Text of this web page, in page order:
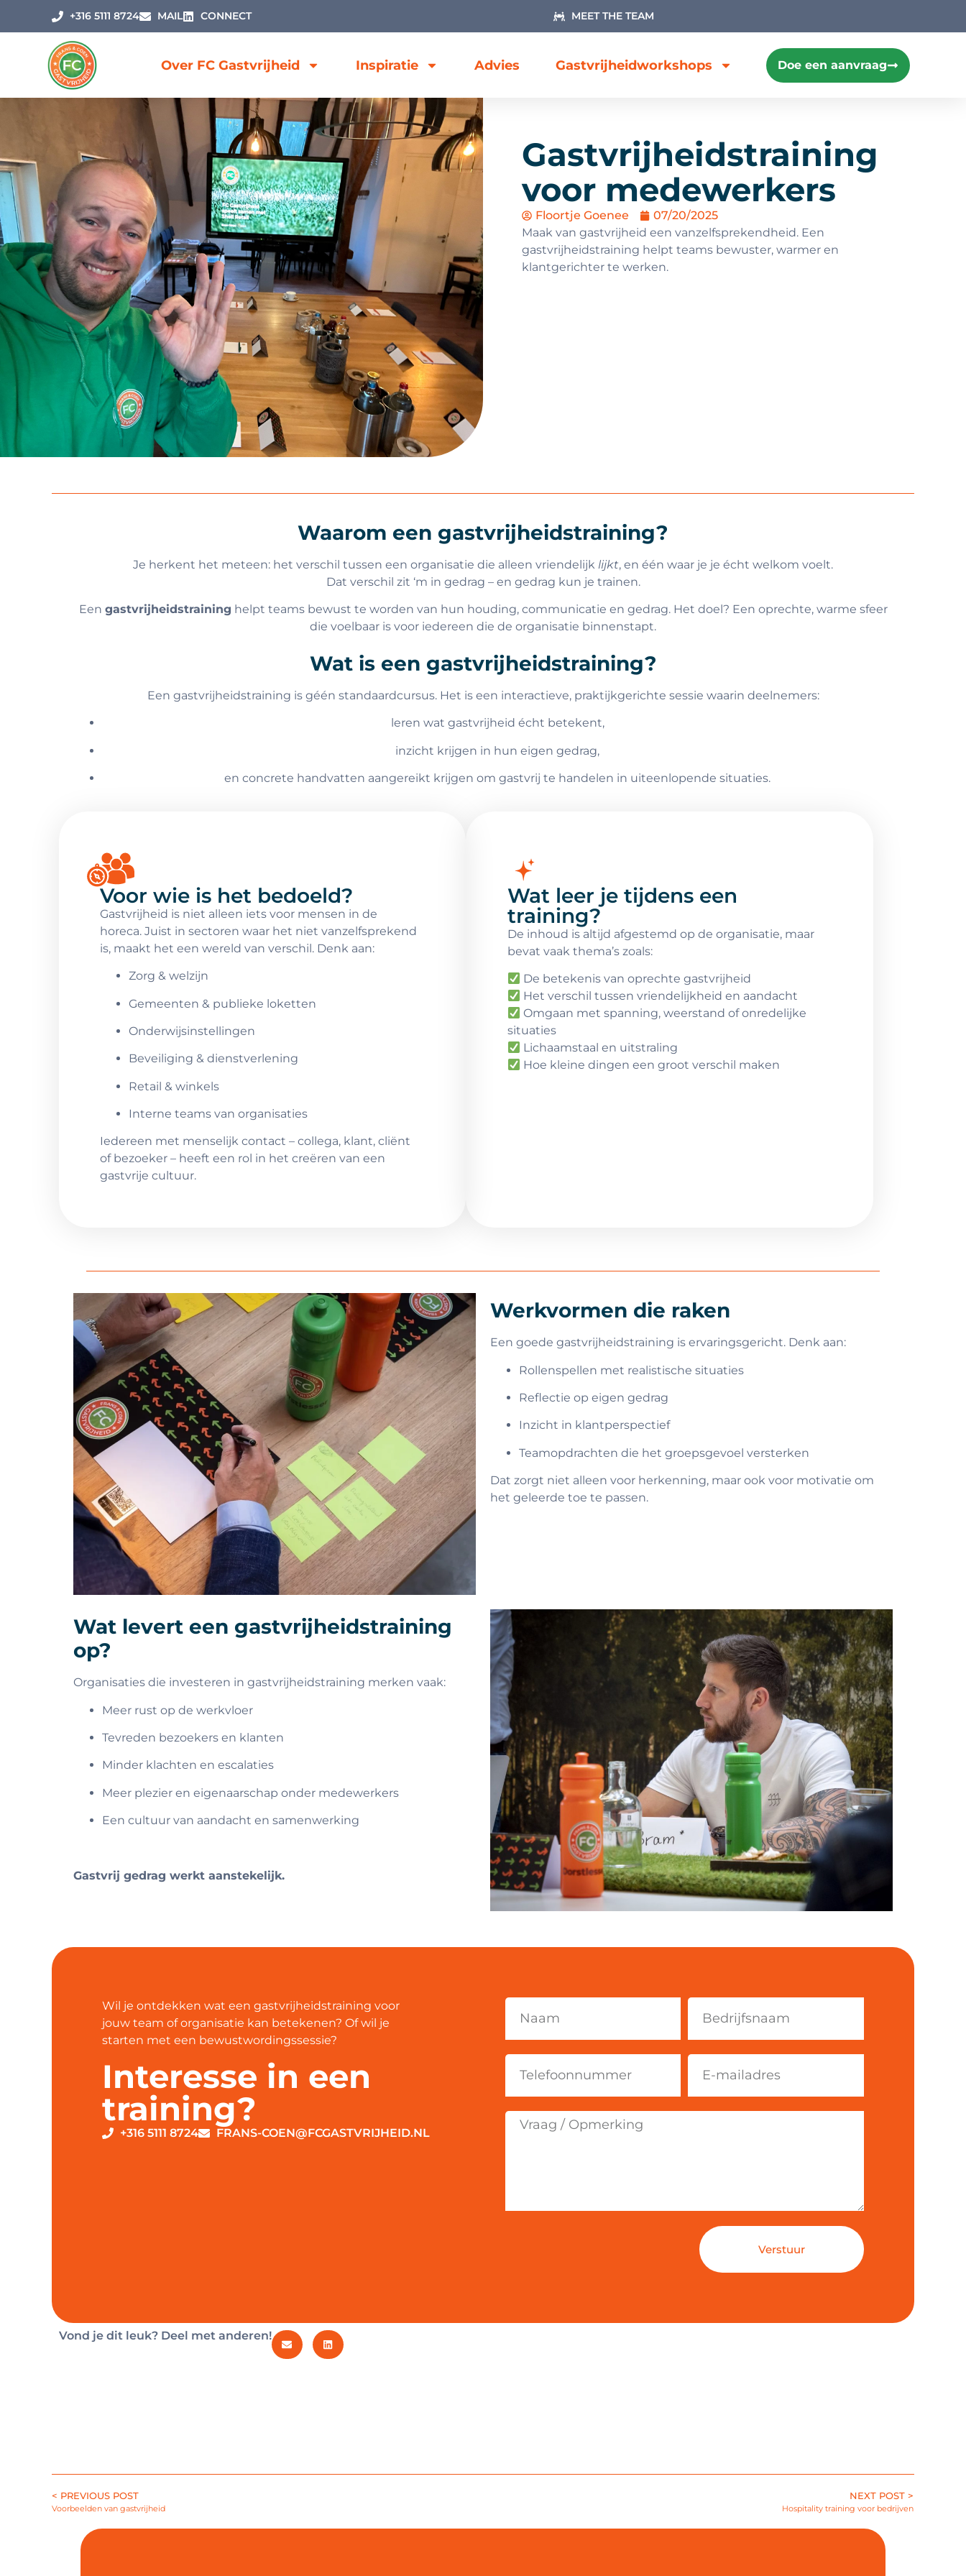
+316 5111 8724 MAIL CONNECT MEET THE TEAM
Over FC Gastvrijheid Inspiratie Advies Gastvrijheidworkshops Doe een aanvraag
Gastvrijheidstraining
voor medewerkers
Floortje Goenee
07/20/2025
Maak van gastvrijheid een vanzelfsprekendheid. Een
gastvrijheidstraining helpt teams bewuster, warmer en
klantgerichter te werken.
Waarom een gastvrijheidstraining?
Je herkent het meteen: het verschil tussen een organisatie die alleen vriendelijk lijkt, en één waar je je écht welkom voelt.
Dat verschil zit ‘m in gedrag – en gedrag kun je trainen.
Een gastvrijheidstraining helpt teams bewust te worden van hun houding, communicatie en gedrag. Het doel? Een oprechte, warme sfeer
die voelbaar is voor iedereen die de organisatie binnenstapt.
Wat is een gastvrijheidstraining?
Een gastvrijheidstraining is géén standaardcursus. Het is een interactieve, praktijkgerichte sessie waarin deelnemers:
leren wat gastvrijheid écht betekent,
inzicht krijgen in hun eigen gedrag,
en concrete handvatten aangereikt krijgen om gastvrij te handelen in uiteenlopende situaties.
Voor wie is het bedoeld?
Gastvrijheid is niet alleen iets voor mensen in de
horeca. Juist in sectoren waar het niet vanzelfsprekend
is, maakt het een wereld van verschil. Denk aan:
Zorg & welzijn
Gemeenten & publieke loketten
Onderwijsinstellingen
Beveiliging & dienstverlening
Retail & winkels
Interne teams van organisaties
Iedereen met menselijk contact – collega, klant, cliënt
of bezoeker – heeft een rol in het creëren van een
gastvrije cultuur.
Wat leer je tijdens een
training?
De inhoud is altijd afgestemd op de organisatie, maar
bevat vaak thema’s zoals:
De betekenis van oprechte gastvrijheid
Het verschil tussen vriendelijkheid en aandacht
Omgaan met spanning, weerstand of onredelijke
situaties
Lichaamstaal en uitstraling
Hoe kleine dingen een groot verschil maken
Werkvormen die raken
Een goede gastvrijheidstraining is ervaringsgericht. Denk aan:
Rollenspellen met realistische situaties
Reflectie op eigen gedrag
Inzicht in klantperspectief
Teamopdrachten die het groepsgevoel versterken
Dat zorgt niet alleen voor herkenning, maar ook voor motivatie om
het geleerde toe te passen.
Wat levert een gastvrijheidstraining
op?
Organisaties die investeren in gastvrijheidstraining merken vaak:
Meer rust op de werkvloer
Tevreden bezoekers en klanten
Minder klachten en escalaties
Meer plezier en eigenaarschap onder medewerkers
Een cultuur van aandacht en samenwerking
Gastvrij gedrag werkt aanstekelijk.
Wil je ontdekken wat een gastvrijheidstraining voor
jouw team of organisatie kan betekenen? Of wil je
starten met een bewustwordingssessie?
Interesse in een
training?
+316 5111 8724 FRANS-COEN@FCGASTVRIJHEID.NL
Verstuur
Vond je dit leuk? Deel met anderen!
< PREVIOUS POST
Voorbeelden van gastvrijheid
NEXT POST >
Hospitality training voor bedrijven